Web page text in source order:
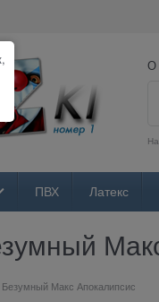
О
ПВХ Латекс
Безумный Макс Апокалипсис